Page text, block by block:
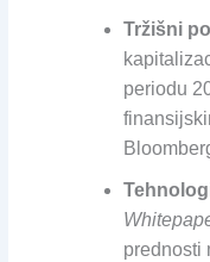
Tržišni
periodu
prednosti